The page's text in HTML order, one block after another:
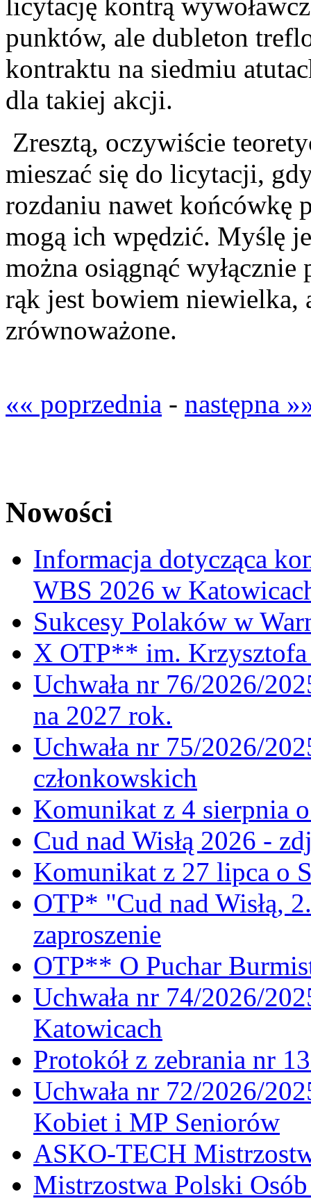
punktów, ale dubleton
kontraktu na siedmiu
dla takiej akcji.
Zresztą, oczywiście
mieszać się do licytacji,
rozdaniu nawet końcówkę
mogą ich wpędzić. Myślę
można osiągnąć wyłącznie
rąk jest bowiem niewielka,
zrównoważone.
«« poprzednia - następna
Nowości
Informacja dotycząca
WBS 2026 w
Sukcesy Polaków w
X OTP** im. Krzysztofa
Uchwała nr 76/2026/
na 2027 rok.
Uchwała nr 75/2026/
członkowskich
Komunikat z 4 sierpnia
Cud nad Wisłą 2026 -
Komunikat z 27 lipca o
OTP* "Cud nad Wisłą,
zaproszenie
OTP** O Puchar
Uchwała nr 74/2026/
Katowicach
Protokół z zebrania nr
Uchwała nr 72/2026/
Kobiet i MP Seniorów
ASKO-TECH
Mistrzostwa Polski